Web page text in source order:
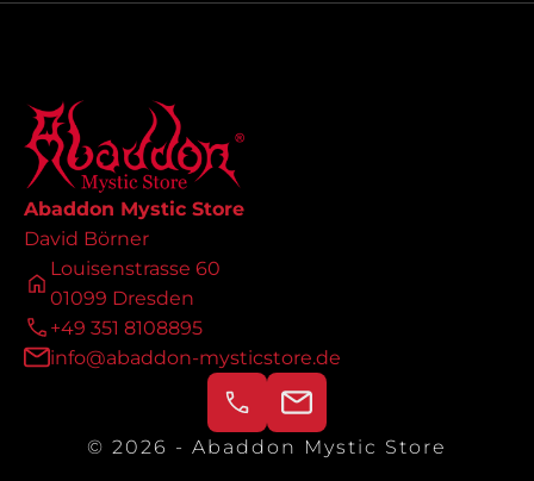
Abaddon Mystic Store
David Börner
Louisenstrasse 60
01099 Dresden
+49 351 8108895
info@abaddon-mysticstore.de
© 2026 - Abaddon Mystic Store